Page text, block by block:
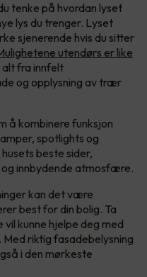
tenke på hvordan lyset
lys du trenger. Lyset
sjenerende hvis du sitter
utendørs er like
alt fra innfelt
og opplysning av trær
å kombinere funksjon
spotlights og
beste sider,
innbydende atmosfære.
kan det være
best for din bolig. Ta
kunne hjelpe deg med
Med riktig fasadebelysning
i den mørkeste